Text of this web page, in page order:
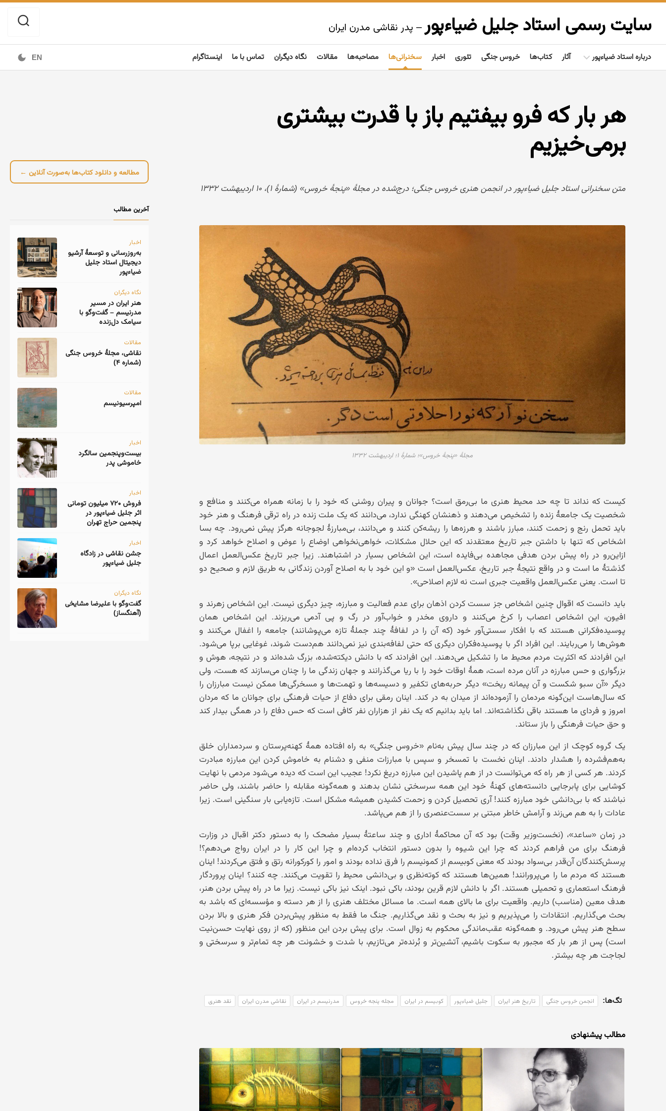
Skip
contentسایت رسمی استاد جلیل ضیاءپور – پدر نقاشی مدرن ایران
درباره استاد ضیاءپور
گفتاوردها
تألیفات
آثار کتاب‌ها خروس جنگی تئوری اخبار سخنرانی‌ها مصاحبه‌ها مقالات نگاه دیگران تماس با ما اینستاگرام EN
هر بار که فرو بیفتیم باز با قدرت بیشتری
برمی‌خیزیم
متن سخنرانی استاد جلیل ضیاءپور در انجمن هنری خروس جنگی؛ درج‌شده در مجلهٔ «پنجهٔ خروس» (شمارهٔ ۱)، ۱۰ اردیبهشت ۱۳۳۲
مجلهٔ «پنجهٔ خروس»؛ شمارهٔ ۱؛ اردیبهشت ۱۳۳۲
کیست که نداند تا چه حد محیط هنری ما بی‌رمق است؟ جوانان و پیران روشنی که خود را با زمانه همراه می‌کنند و منافع و
شخصیت یک جامعهٔ زنده را تشخیص می‌دهند و ذهنشان کهنگی ندارد، می‌دانند که یک ملت زنده در راه ترقی فرهنگ و هنر خود
باید تحمل رنج و زحمت کنند، مبارز باشند و هرزه‌ها را ریشه‌کن کنند و می‌دانند، بی‌مبارزهٔ لجوجانه هرگز پیش نمی‌رود. چه بسا
اشخاص که تنها با داشتن جبر تاریخ معتقدند که این حلال مشکلات، خواهی‌نخواهی اوضاع را عوض و اصلاح خواهد کرد و
ازاین‌رو در راه پیش بردن هدفی مجاهده بی‌فایده است، این اشخاص بسیار در اشتباهند. زیرا جبر تاریخ عکس‌العمل اعمال
گذشتهٔ ما است و در واقع نتیجهٔ جبر تاریخ، عکس‌العمل است «و این خود با به اصلاح آوردن زندگانی به طریق لازم و صحیح دو
تا است. یعنی عکس‌العمل واقعیت جبری است نه لازم اصلاحی».
باید دانست که اقوال چنین اشخاص جز سست کردن اذهان برای عدم فعالیت و مبارزه، چیز دیگری نیست. این اشخاص زهرند و
افیون، این اشخاص اعصاب را کرخ می‌کنند و داروی مخدر و خواب‌آور در رگ و پی آدمی می‌ریزند. این اشخاص همان
پوسیده‌فکرانی هستند که با افکار سستی‌آور خود (که آن را در لفافهٔ چند جملهٔ تازه می‌پوشانند) جامعه را اغفال می‌کنند و
هوش‌ها را می‌ربایند. این افراد اگر با پوسیده‌فکران دیگری که حتی لفافه‌بندی نیز نمی‌دانند هم‌دست شوند، غوغایی برپا می‌شود.
این افرادند که اکثریت مردم محیط ما را تشکیل می‌دهند. این افرادند که با دانش دیکته‌شده، بزرگ شده‌اند و در نتیجه، هوش و
بزرگواری و حس مبارزه در آنان مرده است، همهٔ اوقات خود را با ریا می‌گذرانند و جهان زندگی ما را چنان می‌سازند که هست، ولی
دیگر «آن سبو شکست و آن پیمانه ریخت» دیگر حربه‌های تکفیر و دسیسه‌ها و تهمت‌ها و مسخرگی‌ها ممکن نیست مبارزان را
که سال‌هاست این‌گونه مردمان را آزموده‌اند از میدان به در کند. اینان رمقی برای دفاع از حیات فرهنگی برای جوانان ما که مردان
امروز و فردای ما هستند باقی نگذاشته‌اند. اما باید بدانیم که یک نفر از هزاران نفر کافی است که حس دفاع را در همگی بیدار کند
و حق حیات فرهنگی را باز ستاند.
یک گروه کوچک از این مبارزان که در چند سال پیش به‌نام «خروس جنگی» به راه افتاده همهٔ کهنه‌پرستان و سردمداران خلق
به‌هم‌فشرده را هشدار دادند. اینان نخست با تمسخر و سپس با مبارزات منفی و دشنام به خاموش کردن این مبارزه مبادرت
کردند. هر کسی از هر راه که می‌توانست در از هم پاشیدن این مبارزه دریغ نکرد! عجیب این است که دیده می‌شود مردمی با نهایت
کوشایی برای پابرجایی دانسته‌های کهنهٔ خود این همه سرسختی نشان بدهند و همه‌گونه مقابله را حاضر باشند، ولی حاضر
نباشند که با بی‌دانشی خود مبارزه کنند! آری تحصیل کردن و زحمت کشیدن همیشه مشکل است. تازه‌یابی بار سنگینی است. زیرا
عادات را به هم می‌زند و آرامش خاطر مبتنی بر سست‌عنصری را از هم می‌پاشد.
در زمان «ساعد»، (نخست‌وزیر وقت) بود که آن محاکمهٔ اداری و چند ساعتهٔ بسیار مضحک را به دستور دکتر اقبال در وزارت
فرهنگ برای من فراهم کردند که چرا این شیوه را بدون دستور انتخاب کرده‌ام و چرا این کار را در ایران رواج می‌دهم؟!
پرسش‌کنندگان آن‌قدر بی‌سواد بودند که معنی کوبیسم از کمونیسم را فرق نداده بودند و امور را کورکورانه رتق و فتق می‌کردند! اینان
هستند که مردم ما را می‌پرورانند! همین‌ها هستند که کوته‌نظری و بی‌دانشی محیط را تقویت می‌کنند. چه کنند؟ اینان پروردگار
فرهنگ استعماری و تحمیلی هستند. اگر با دانش لازم قرین بودند، باکی نبود. اینک نیز باکی نیست. زیرا ما در راه پیش بردن هنر،
هدف معین (مناسب) داریم. واقعیت برای ما بالای همه است. ما مسائل مختلف هنری را از هر دسته و مؤسسه‌ای که باشد به
بحث می‌گذاریم. انتقادات را می‌پذیریم و نیز به بحث و نقد می‌گذاریم. جنگ ما فقط به منظور پیش‌بردن فکر هنری و بالا بردن
سطح هنر پیش می‌رود. و همه‌گونه عقب‌ماندگی محکوم به زوال است. برای پیش بردن این منظور (که از روی نهایت حسن‌نیت
است) پس از هر بار که مجبور به سکوت باشیم، آتشین‌تر و بُرنده‌تر می‌تازیم، با شدت و خشونت هر چه تمام‌تر و سرسختی و
لجاجت هر چه بیشتر.
تگ‌ها: انجمن خروس جنگی تاریخ هنر ایران جلیل ضیاءپور کوبیسم در ایران مجله پنجه خروس مدرنیسم در ایران نقاشی مدرن ایران نقد هنری
مطالب پیشنهادی
مطالعه و دانلود کتاب‌ها به‌صورت آنلاین ←
آخرین مطالب
اخبار
به‌روزرسانی و توسعهٔ آرشیو
دیجیتال استاد جلیل
ضیاءپور
نگاه دیگران
هنر ایران در مسیر
مدرنیسم – گفت‌وگو با
سیامک دل‌زنده
مقالات
نقاشی، مجلهٔ خروس جنگی
(شماره ۴)
مقالات
امپرسیونیسم
اخبار
‎بیست‌و‌پنجمین سالگرد
خاموشی پدر
اخبار
فروش ۷۲۰ میلیون تومانی
اثر جلیل ضیاءپور در
پنجمین حراج تهران
اخبار
جشن نقاشی در زادگاه
جلیل ضیاءپور
نگاه دیگران
گفت‌وگو با علیرضا مشایخی
(آهنگساز)